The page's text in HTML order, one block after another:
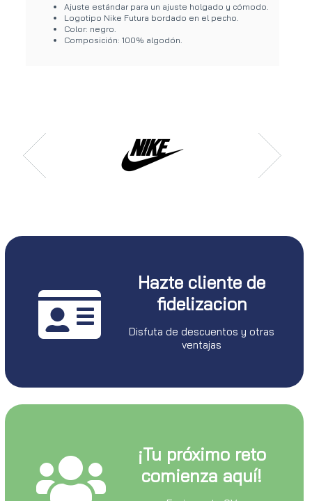
Ajuste estándar para un ajuste holgado y cómodo.
Logotipo Nike Futura bordado en el pecho.
Color: negro.
Composición: 100% algodón.
Hazte cliente de
fidelizacion
Disfuta de descuentos y otras
ventajas
¡Tu próximo reto
comienza aquí!